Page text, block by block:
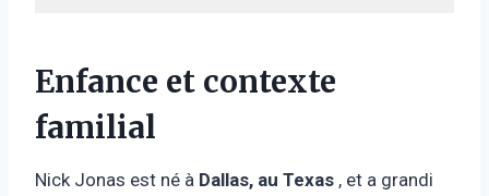
Enfance et contexte
familial
Nick Jonas est né à Dallas, au Texas , et a grandi